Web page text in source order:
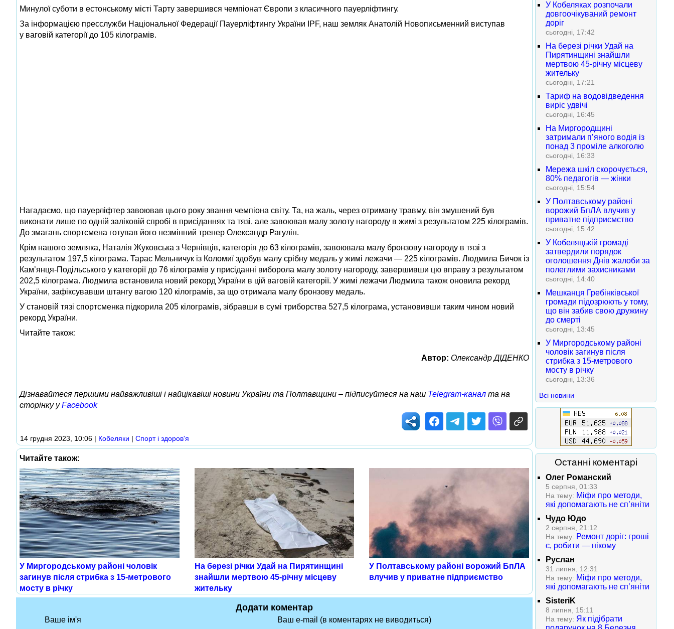
Минулої суботи в естонському місті Тарту завершився чемпіонат Європи з класичного пауерліфтингу.
За інформацією пресслужби Національної Федерації Пауерліфтингу України IPF, наш земляк Анатолій Новописьменний виступав
у ваговій категорії до 105 кілограмів.
Нагадаємо, що пауерліфтер завоював цього року звання чемпіона світу. Та, на жаль, через отриману травму, він змушений був
виконати лише по одній заліковій спробі в присіданнях та тязі, але завоював малу золоту нагороду в жимі з результатом 225 кілограмів.
До змагань спортсмена готував його незмінний тренер Олександр Рагулін.
Крім нашого земляка, Наталія Жуковська з Чернівців, категорія до 63 кілограмів, завоювала малу бронзову нагороду в тязі з
результатом 197,5 кілограма. Тарас Мельничук із Коломиї здобув малу срібну медаль у жимі лежачи — 225 кілограмів. Людмила Бичок із
Камʼянця-Подільського у категорії до 76 кілограмів у присіданні виборола малу золоту нагороду, завершивши цю вправу з результатом
202,5 кілограма. Людмила встановила новий рекорд України в цій ваговій категорії. У жимі лежачи Людмила також оновила рекорд
України, зафіксувавши штангу вагою 120 кілограмів, за що отримала малу бронзову медаль.
У становій тязі спортсменка підкорила 205 кілограмів, зібравши в сумі триборства 527,5 кілограма, установивши таким чином новий
рекорд України.
Читайте також:
Автор: Олександр ДІДЕНКО
Дізнавайтеся першими найважливіші і найцікавіші новини України та Полтавщини – підписуйтеся на наш Telegram-канал та на
сторінку уFacebook
14 грудня 2023, 10:06 | Кобеляки | Спорт і здоров'я
Читайте також:
У Миргородському районі чоловік
загинув після стрибка з 15-метрового
мосту в річку
На березі річки Удай на Пирятинщині
знайшли мертвою 45-річну місцеву
жительку
У Полтавському районі ворожий БпЛА
влучив у приватне підприємство
Додати коментар
Ваше ім'я Ваш e-mail (в коментарях не виводиться)
У Кобеляках розпочали
довгоочікуваний ремонт
доріг
сьогодні, 17:42
На березі річки Удай на
Пирятинщині знайшли
мертвою 45-річну місцеву
жительку
сьогодні, 17:21
Тариф на водовідведення
виріс удвічі
сьогодні, 16:45
На Миргородщині
затримали п’яного водія із
понад 3 проміле алкоголю
сьогодні, 16:33
Мережа шкіл скорочується,
80% педагогів — жінки
сьогодні, 15:54
У Полтавському районі
ворожий БпЛА влучив у
приватне підприємство
сьогодні, 15:42
У Кобеляцькій громаді
затвердили порядок
оголошення Днів жалоби за
полеглими захисниками
сьогодні, 14:40
Мешканця Гребінківської
громади підозрюють у тому,
що він забив свою дружину
до смерті
сьогодні, 13:45
У Миргородському районі
чоловік загинув після
стрибка з 15-метрового
мосту в річку
сьогодні, 13:36
Всі новини
Останні коментарі
Олег Романский
5 серпня, 01:33
На тему: Міфи про методи,
які допомагають не сп’яніти
Чудо Юдо
2 серпня, 21:12
На тему: Ремонт доріг: гроші
є, робити — нікому
Руслан
31 липня, 12:31
На тему: Міфи про методи,
які допомагають не сп’яніти
SisteriK
8 липня, 15:11
На тему: Як підібрати